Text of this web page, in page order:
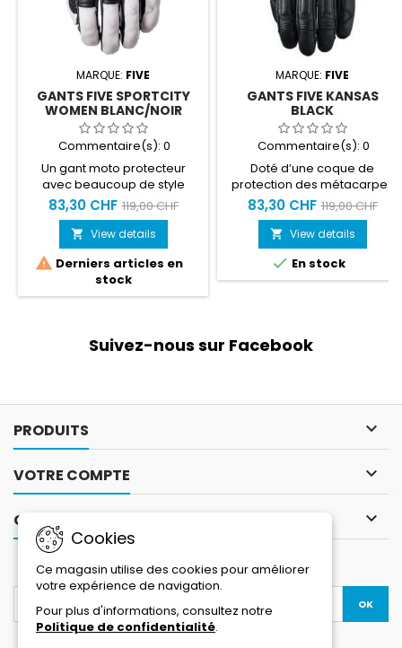
MARQUE: FIVE
GANTS FIVE SPORTCITY
WOMEN BLANC/NOIR
Commentaire(s): 0
Un gant moto protecteur
avec beaucoup de style
Taille du S au XL
83,30 CHF 119,00 CHF
 View details
 Derniers articles en
stock
MARQUE: FIVE
GANTS FIVE KANSAS
BLACK
Commentaire(s): 0
Doté d’une coque de
protection des métacarpes
monobloc insérée sous cuir
et de nombreux renforts aux
zones exposées, il offre de
surcroît un confort, un
ajustement et un toucher des
commandes exceptionnels,
soufflets d’aisance et
83,30 CHF 119,00 CHF
 View details
 En stock
Suivez-nous sur Facebook
PRODUITS 
VOTRE COMPTE 
CONTACT 
Cookies
Ce magasin utilise des cookies pour améliorer
votre expérience de navigation.
Pour plus d'informations, consultez notre
Politique de confidentialité.
LETTRE D'INFORMATIONS